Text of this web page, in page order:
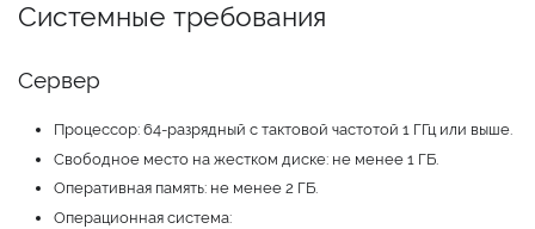
Системные требования
Сервер
Процессор: 64-разрядный с тактовой частотой 1 ГГц или выше.
Свободное место на жестком диске: не менее 1 ГБ.
Оперативная память: не менее 2 ГБ.
Операционная система: